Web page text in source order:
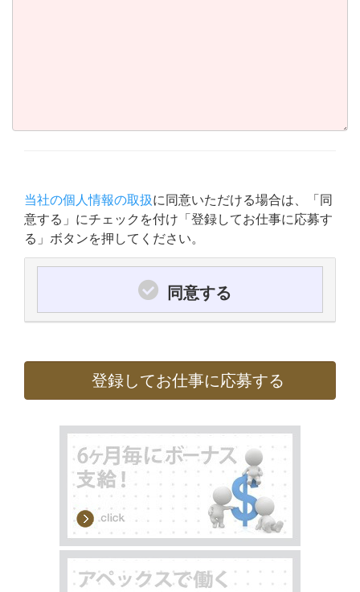
当社の個人情報の取扱に同意いただける場合は、「同
意する」にチェックを付け「登録してお仕事に応募す
る」ボタンを押してください。
同意する